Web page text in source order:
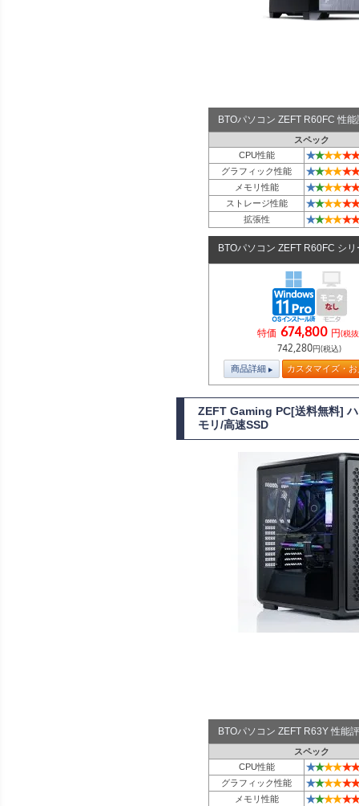
BTOパソコン ZEFT R60FC 性
スペック
CPU性能
★★★★★★
グラフィック性能 ★★★★★★
メモリ性能 ★★★★★★
ストレージ性能 ★★★★★★
拡張性 ★★★★★★
BTOパソコン ZEFT R60FC シリ
特価 674,800 円(税
742,280円(税込)
商品詳細 カスタマイズ・
ZEFT Gaming PC[送料無料]
モリ/高速SSD
BTOパソコン ZEFT R63Y 性能
スペック
CPU性能
★★★★★★
グラフィック性能 ★★★★★★
メモリ性能 ★★★★★★